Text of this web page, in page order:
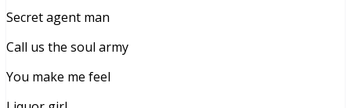
Secret agent man
Call us the soul army
You make me feel